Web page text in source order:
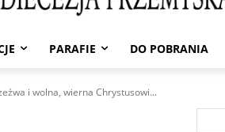
PARAFIE DO POBRANIA
i wolna, wierna Chrystusowi...